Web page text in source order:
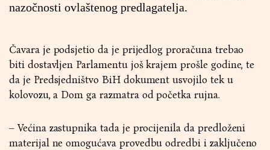
nazočnosti ovlaštenog predlagatelja.
Čavara je podsjetio da je prijedlog proračuna trebao
biti dostavljen Parlamentu još krajem prošle godine, te
da je Predsjedništvo BiH dokument usvojilo tek u
kolovozu, a Dom ga razmatra od početka rujna.
– Većina zastupnika tada je procijenila da predloženi
materijal ne omogućava provedbu odredbi i zaključeno